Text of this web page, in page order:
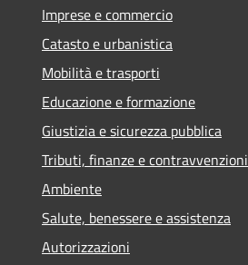
Imprese e commercio
Catasto e urbanistica
Mobilità e trasporti
Educazione e formazione
Giustizia e sicurezza pubblica
Tributi, finanze e contravvenzioni
Ambiente
Salute, benessere e assistenza
Autorizzazioni